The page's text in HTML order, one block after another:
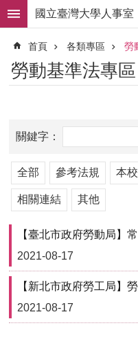
跳到主要內容區塊
進
階
搜
尋
才
組
織
職
掌
事
法
常
用
國立臺灣大學人事室
首頁 各類專區 勞
勞動基準法專區
全部 參考法規 本
相關連結 其他
【臺北市政府勞動局】
2021-08-17
【新北市政府勞工局】
2021-08-17